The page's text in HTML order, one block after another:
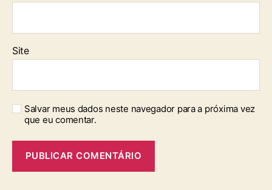
Site
Salvar meus dados neste navegador para a próxima vez
que eu comentar.